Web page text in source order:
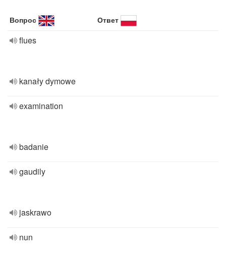
Вопрос Ответ
flues
kanały dymowe
examination
badanie
gaudily
jaskrawo
nun